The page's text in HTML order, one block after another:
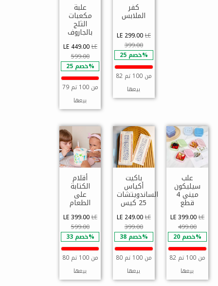
كفر
الملابس
LE 299.00LE
399.00
خصم 25%
82 من 100 تم
بيعها
علبة
مكعبات
الثلج
بالجاروف
LE 449.00LE
599.00
خصم 25%
79 من 100 تم
بيعها
علب
سيليكون
ميني 4
قطع
LE 399.00LE
499.00
خصم 20%
82 من 100 تم
بيعها
باكيت
أكياس
الساندويتشات
25 كيس
LE 249.00LE
399.00
خصم 38%
80 من 100 تم
بيعها
أقلام
الكتابة
على
الطعام
LE 399.00LE
599.00
خصم 33%
80 من 100 تم
بيعها